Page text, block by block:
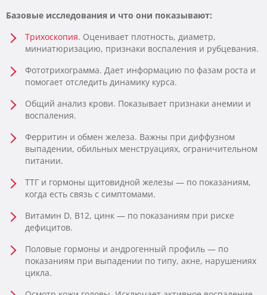
Базовые исследования и что они показывают:
Трихоскопия. Оценивает плотность, диаметр,
миниатюризацию, признаки воспаления и рубцевания.
Фототрихограмма. Дает информацию по фазам роста и
помогает отследить динамику курса.
Общий анализ крови. Показывает признаки анемии и
воспаления.
Ферритин и обмен железа. Важны при диффузном
выпадении, обильных менструациях, ограничительном
питании.
ТТГ и гормоны щитовидной железы — по показаниям,
когда есть связь с симптомами.
Витамин D, B12, цинк — по показаниям при риске
дефицитов.
Половые гормоны и андрогенный профиль — по
показаниям при выпадении по типу, акне, нарушениях
цикла.